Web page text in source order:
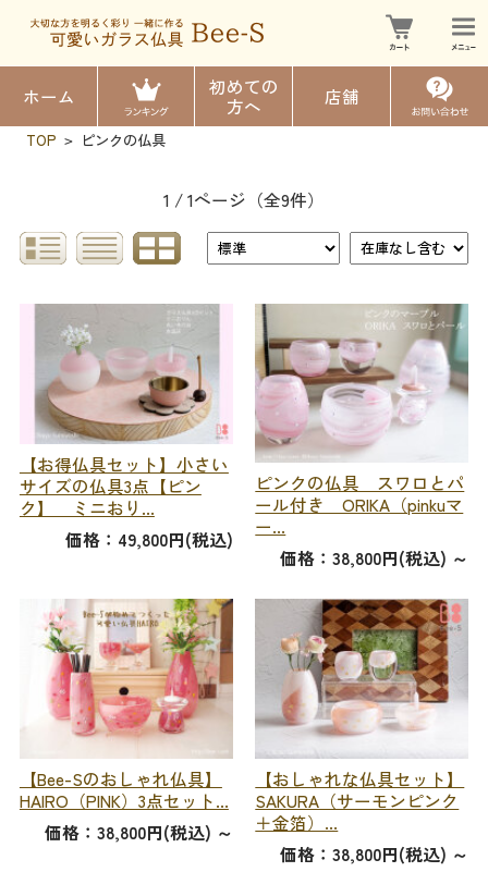
ホーム
初めての
方へ
店舗
TOP > ピンクの仏具
1 / 1ページ （全9件）
【お得仏具セット】小さい
サイズの仏具3点【ピン
ク】 ミニおり...
価格：49,800円(税込)
ピンクの仏具 スワロとパ
ール付き ORIKA（pinkuマ
ー...
価格：38,800円(税込) ～
【Bee-Sのおしゃれ仏具】
HAIRO（PINK）3点セット...
価格：38,800円(税込) ～
【おしゃれな仏具セット】
SAKURA（サーモンピンク
＋金箔）...
価格：38,800円(税込) ～